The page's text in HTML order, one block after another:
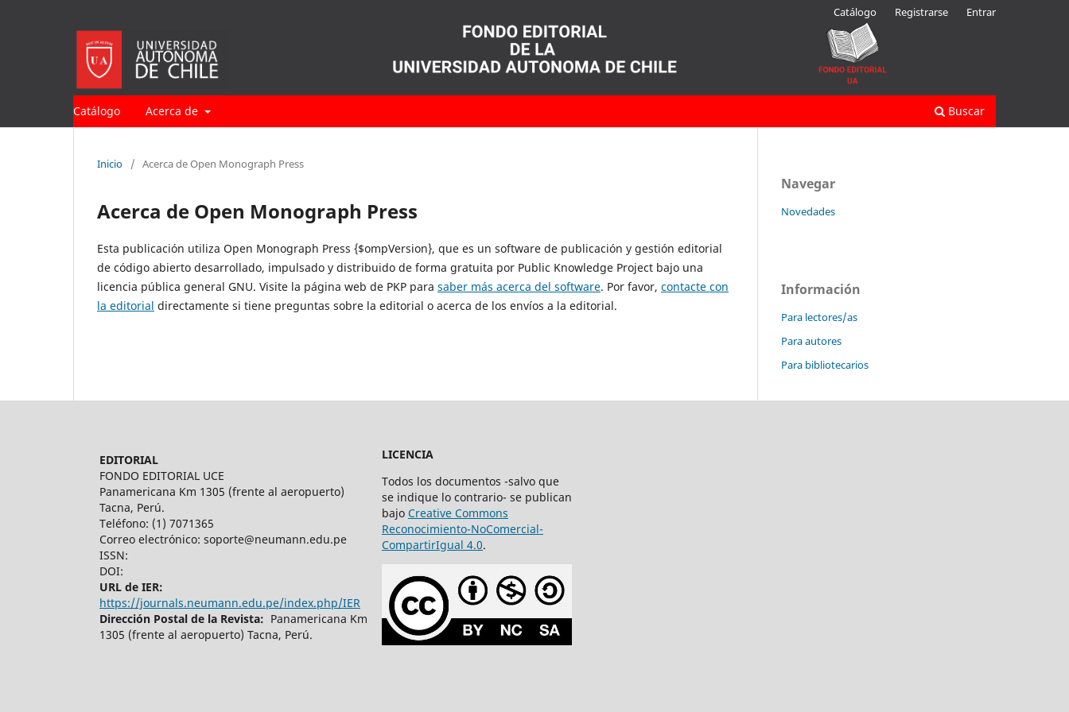
Catálogo Acerca de Buscar
Catálogo Registrarse Entrar
Inicio / Acerca de Open Monograph Press
Acerca de Open Monograph Press
Esta publicación utiliza Open Monograph Press {$ompVersion}, que es un software de publicación y gestión editorial
de código abierto desarrollado, impulsado y distribuido de forma gratuita por Public Knowledge Project bajo una
licencia pública general GNU. Visite la página web de PKP para saber más acerca del software. Por favor, contacte con
la editorial directamente si tiene preguntas sobre la editorial o acerca de los envíos a la editorial.
Navegar
Novedades
Información
Para lectores/as
Para autores
Para bibliotecarios
EDITORIAL
FONDO EDITORIAL UCE
Panamericana Km 1305 (frente al aeropuerto)
Tacna, Perú.
Teléfono: (1) 7071365
Correo electrónico: soporte@neumann.edu.pe
ISSN:
DOI:
URL de IER:
https://journals.neumann.edu.pe/index.php/IER
Dirección Postal de la Revista: Panamericana Km
1305 (frente al aeropuerto) Tacna, Perú.
LICENCIA
Todos los documentos -salvo que
se indique lo contrario- se publican
bajo Creative Commons
Reconocimiento-NoComercial-
CompartirIgual 4.0.